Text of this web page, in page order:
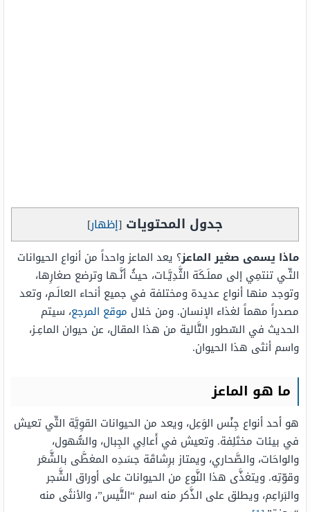
جدول المحتويات [إظهار]
ماذا يسمى صغير الماعز؟ يعد الماعز واحداً من أنواع الحيوانات
التِّـي تنتمِي إلى مملَـكَة الثَّدِيَّـات، حيثُ أنَّـها وترضع صغارِها،
وتوجد منها أنواع عديدة ومختلفة في جميع أنحاء العالَـم، وتعد
مصدراً مهماً لغذاء الإنسان. ومن خلال موقع المرجع، سيتم
الحديث في السّطور التَّالية من هذا المقال، عن حيوان الماعِـز،
واسم أنثى هذا الحيوان.
ما هو الماعز
هو أحد أنواع جِنْس الوَعِل، ويعد من الحيوانات القوِيَّة التِّي تعيش
في بيئات مختَلِفة. وتعيش في أَعالِي الجِبال، والسُّهول،
والواحَات، والصَّحاري، ويمتاز برِشاقَة جسَدِه المغطَّى بالشَّعَر
وقوّتِه. ويتغذَّى هذا النَّوع من الحيوانات على أوراق الشَّجر
والبَراعِم، ويطلق على الذَّكر منه اسم “التَّيس”، والأنثَى منه